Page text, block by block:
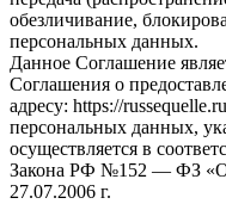
обезличивание,
персональных данных.
Данное Соглашение
Соглашения о
адресу: https://
персональных данных,
осуществляется в
Закона РФ №152 — ФЗ «О
27.07.2006 г.